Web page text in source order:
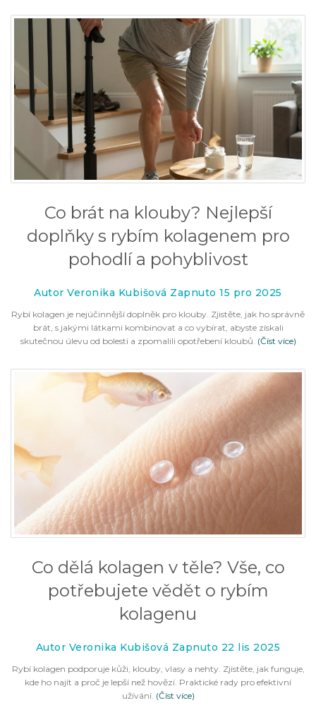
Co brát na klouby? Nejlepší
doplňky s rybím kolagenem pro
pohodlí a pohyblivost
Autor Veronika Kubišová Zapnuto 15 pro 2025
Rybí kolagen je nejúčinnější doplněk pro klouby. Zjistěte, jak ho správně
brát, s jakými látkami kombinovat a co vybírat, abyste získali
skutečnou úlevu od bolesti a zpomalili opotřebení kloubů. (Číst více)
Co dělá kolagen v těle? Vše, co
potřebujete vědět o rybím
kolagenu
Autor Veronika Kubišová Zapnuto 22 lis 2025
Rybí kolagen podporuje kůži, klouby, vlasy a nehty. Zjistěte, jak funguje,
kde ho najít a proč je lepší než hovězí. Praktické rady pro efektivní
užívání. (Číst více)